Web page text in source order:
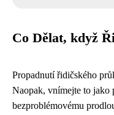
Co Dělat, když
Propadnutí řidičského
Naopak, vnímejte to jako
bezproblémovému